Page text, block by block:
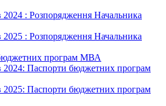
2024 : Розпорядження Начальника
2025 : Розпорядження Начальника
програм МВА
2024: Паспорти бюджетних програм
2025: Паспорти бюджетних програм